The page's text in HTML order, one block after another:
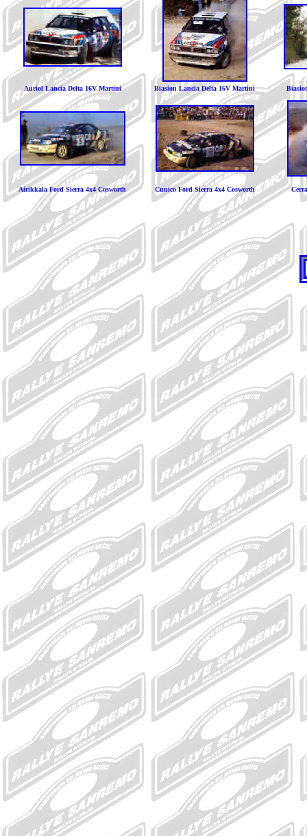
Auriol Lancia Delta 16V Martini Biasion Lancia Delta 16V Martini
Airikkala Ford Sierra 4x4 Cosworth Cunico Ford Sierra 4x4 Cosworth